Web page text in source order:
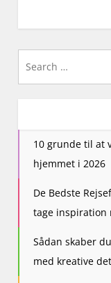
a
i
g
i
o
n
10 grunde til at
hjemmet i 2026
De Bedste
tage inspiration
Sådan skaber
med kreative